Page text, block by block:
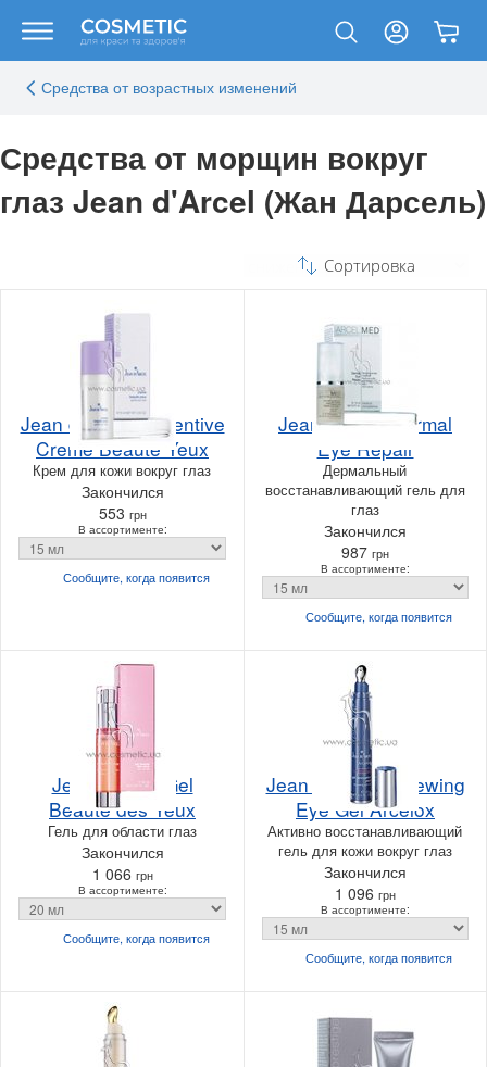
Средства от возрастных изменений
Средства от морщин вокруг
глаз Jean d'Arcel (Жан Дарсель)
Сортировка
Jean d'Arcel Preventive
Creme Beaute Yeux
Крем для кожи вокруг глаз
Закончился
553 грн
В ассортименте:
Сообщите, когдапоявится
Jean d'Arcel Dermal
Eye Repair
Дермальный
восстанавливающий гель для
глаз
Закончился
987 грн
В ассортименте:
Сообщите, когдапоявится
Jean d'Arcel Gel
Beaute des Yeux
Гель для области глаз
Закончился
1 066 грн
В ассортименте:
Сообщите, когдапоявится
Jean d'Arcel Renewing
Eye Gel Arcelox
Активно восстанавливающий
гель для кожи вокруг глаз
Закончился
1 096 грн
В ассортименте:
Сообщите, когдапоявится